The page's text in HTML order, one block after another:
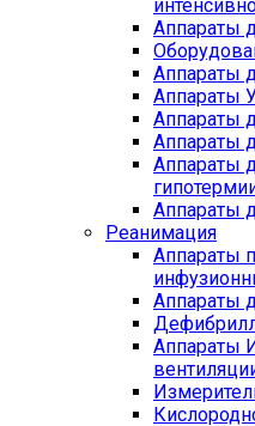
Аппараты
Аппараты
Аппараты
Аппараты
Аппараты
Аппараты
Аппараты
Реанимация
Аппараты
Аппараты
Аппараты